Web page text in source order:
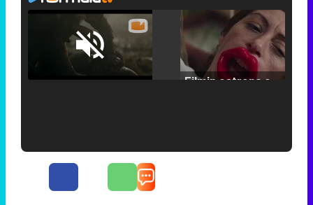
Unmute /
Loaded
25.30%